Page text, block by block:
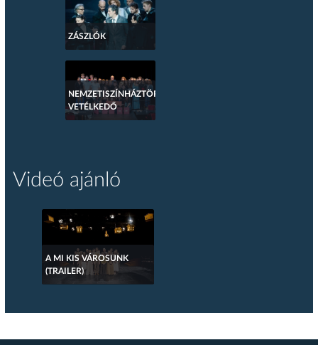
ZÁSZLÓK
NEMZETISZÍNHÁZTÖRTÉNETI
VETÉLKEDŐ
Videó ajánló
A MI KIS VÁROSUNK
(TRAILER)